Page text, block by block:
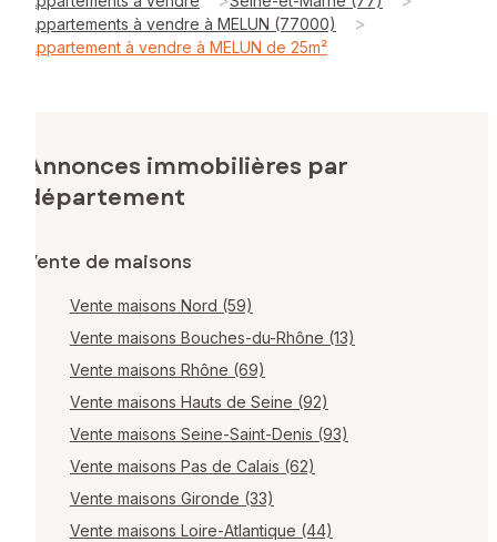
Appartements à vendre à MELUN (77000) >
Appartement à vendre à MELUN de 25m²
Annonces immobilières par
département
Vente de maisons
Vente maisons Nord (59)
Vente maisons Bouches-du-Rhône (13)
Vente maisons Rhône (69)
Vente maisons Hauts de Seine (92)
Vente maisons Seine-Saint-Denis (93)
Vente maisons Pas de Calais (62)
Vente maisons Gironde (33)
Vente maisons Loire-Atlantique (44)